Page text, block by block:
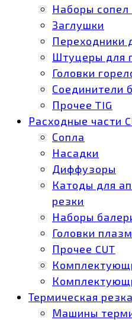
Наборы
Заглушки
Переходники
Штуцеры для
Головки
Соединители
Прочее TIG
Расходные части
Сопла
Насадки
Диффузоры
Катоды для
резки
Наборы
Головки
Прочее CUT
Термическая резка
Машины